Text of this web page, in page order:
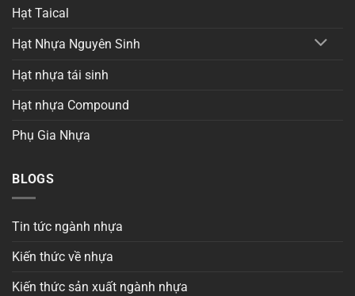
Hạt Taical
Hạt Nhựa Nguyên Sinh
Hạt nhựa tái sinh
Hạt nhựa Compound
Phụ Gia Nhựa
BLOGS
Tin tức ngành nhựa
Kiến thức về nhựa
Kiến thức sản xuất ngành nhựa